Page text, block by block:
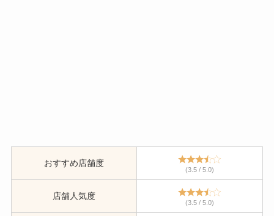
おすすめ店舗度
(3.5 / 5.0)
店舗人気度
(3.5 / 5.0)